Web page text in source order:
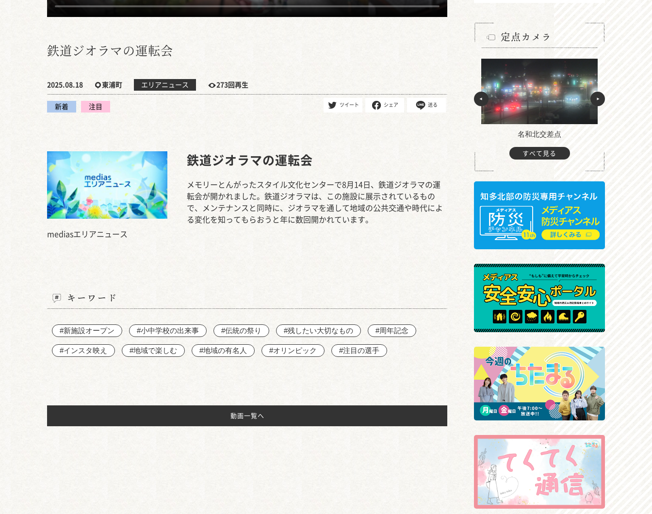
鉄道ジオラマの運転会
2025.08.18 東浦町 エリアニュース 273回再生
新着 注目 ツイート シェア 送る
mediasエリアニュース
鉄道ジオラマの運転会
メモリーとんがったスタイル文化センターで8月14日、鉄道ジオラマの運
転会が開かれました。鉄道ジオラマは、この施設に展示されているもの
で、メンテナンスと同時に、ジオラマを通して地域の公共交通や時代によ
る変化を知ってもらおうと年に数回開かれています。
キーワード
#新施設オープン #小中学校の出来事 #伝統の祭り #残したい大切なもの #周年記念
#インスタ映え #地域で楽しむ #地域の有名人 #オリンピック #注目の選手
動画一覧へ
定点カメラ
名和北交差点
すべて見る